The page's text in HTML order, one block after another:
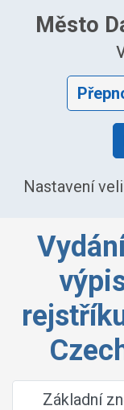
Město
Nastavení
Základní